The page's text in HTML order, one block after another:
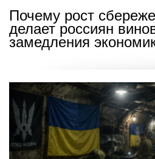
Почему рост
делает россиян
замедления